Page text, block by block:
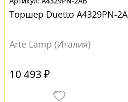
Торшер Duetto A4329PN-
Arte Lamp (Италия)
10 493 ₽